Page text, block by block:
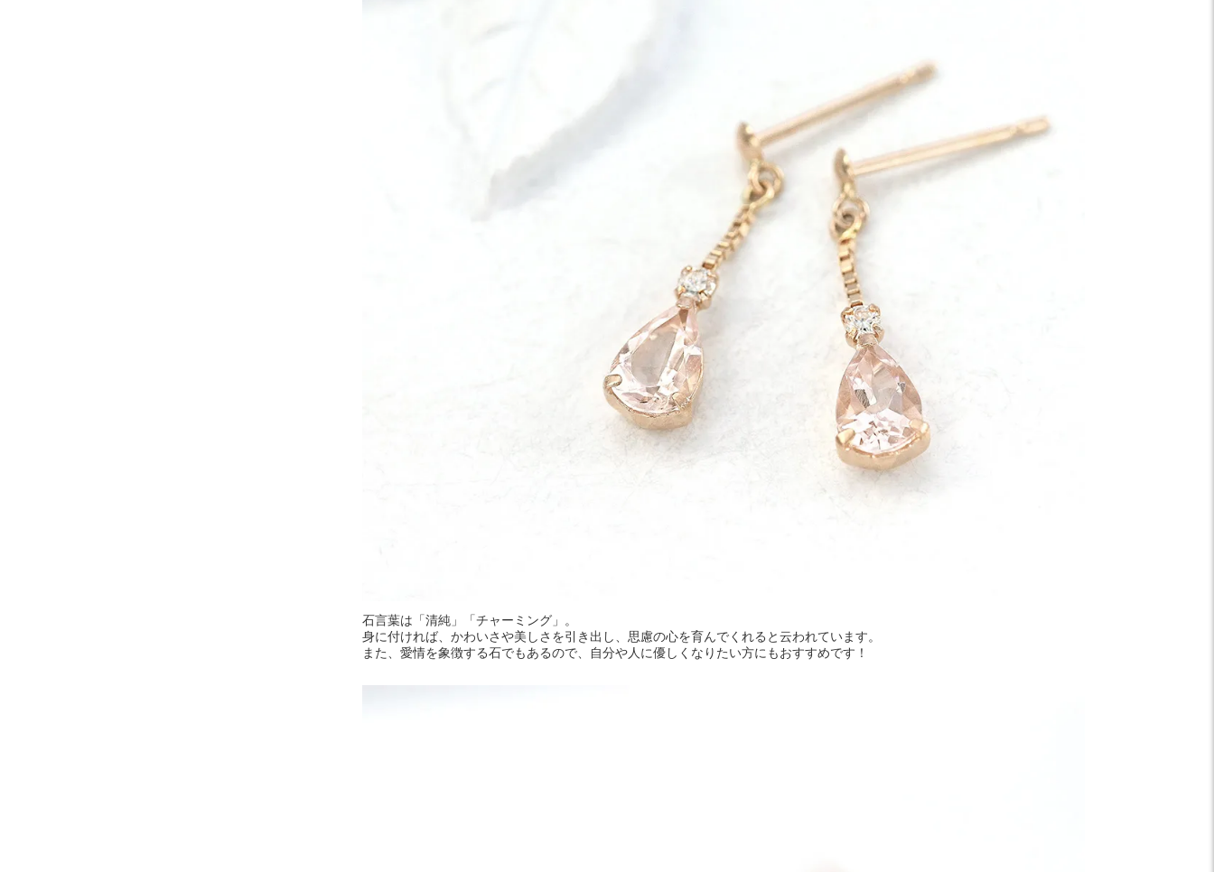
石言葉は「清純」「チャーミング」。
身に付ければ、かわいさや美しさを引き出し、思慮の心を育んでくれると云われています。
また、愛情を象徴する石でもあるので、自分や人に優しくなりたい方にもおすすめです！